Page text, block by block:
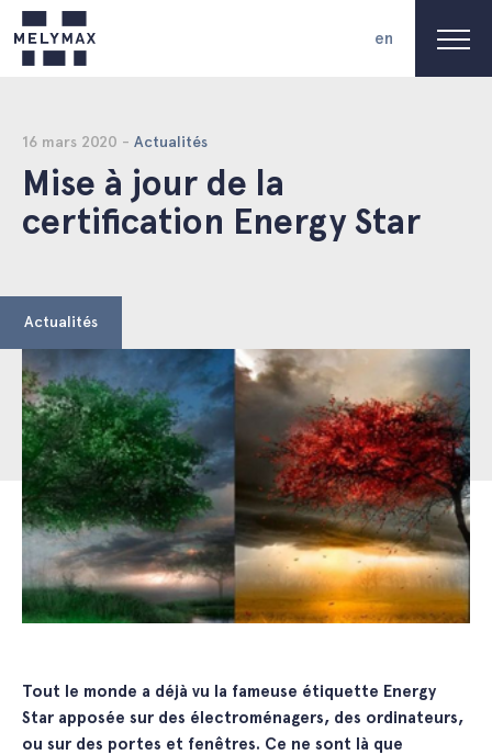
en
16 mars 2020 - Actualités
Mise à jour de la
certification Energy Star
Actualités
Tout le monde a déjà vu la fameuse étiquette Energy
Star apposée sur des électroménagers, des ordinateurs,
ou sur des portes et fenêtres. Ce ne sont là que